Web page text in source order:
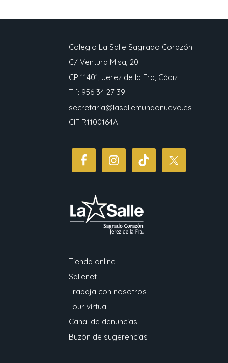
Colegio La Salle Sagrado Corazón
C/ Ventura Misa, 20
CP 11401, Jerez de la Fra, Cádiz
Tlf: 956 34 27 39
secretaria@lasallemundonuevo.es
CIF R1100164A
Tienda online
Sallenet
Trabaja con nosotros
Tour virtual
Canal de denuncias
Buzón de sugerencias